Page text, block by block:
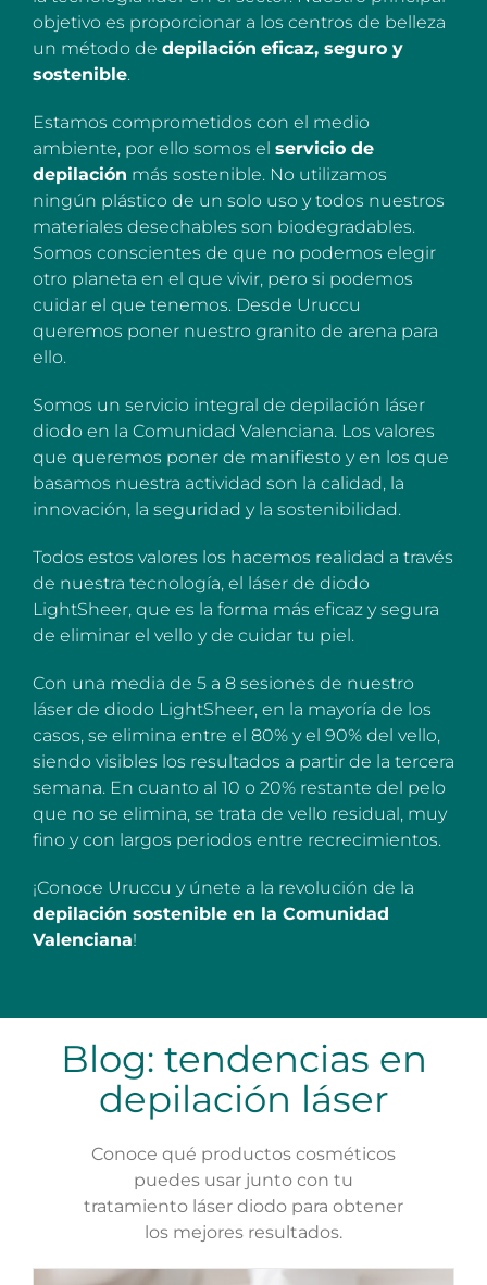
objetivo es proporcionar a los centros de belleza
un método de depilación eficaz, seguro y
sostenible.
Estamos comprometidos con el medio
ambiente, por ello somos el servicio de
depilación más sostenible. No utilizamos
ningún plástico de un solo uso y todos nuestros
materiales desechables son biodegradables.
Somos conscientes de que no podemos elegir
otro planeta en el que vivir, pero si podemos
cuidar el que tenemos. Desde Uruccu
queremos poner nuestro granito de arena para
ello.
Somos un servicio integral de depilación láser
diodo en la Comunidad Valenciana. Los valores
que queremos poner de manifiesto y en los que
basamos nuestra actividad son la calidad, la
innovación, la seguridad y la sostenibilidad.
Todos estos valores los hacemos realidad a través
de nuestra tecnología, el láser de diodo
LightSheer, que es la forma más eficaz y segura
de eliminar el vello y de cuidar tu piel.
Con una media de 5 a 8 sesiones de nuestro
láser de diodo LightSheer, en la mayoría de los
casos, se elimina entre el 80% y el 90% del vello,
siendo visibles los resultados a partir de la tercera
semana. En cuanto al 10 o 20% restante del pelo
que no se elimina, se trata de vello residual, muy
fino y con largos periodos entre recrecimientos.
¡Conoce Uruccu y únete a la revolución de la
depilación sostenible en la Comunidad
Valenciana!
Blog: tendencias en
depilación láser
Conoce qué productos cosméticos
puedes usar junto con tu
tratamiento láser diodo para obtener
los mejores resultados.